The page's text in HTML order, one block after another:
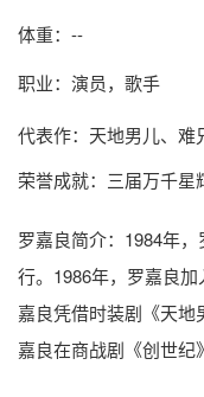
体重：--
职业：演员，歌手
代表作：天地男儿、难
荣誉成就：三届万千星
罗嘉良简介：1984年
行。1986年，罗嘉良
嘉良凭借时装剧《天地
嘉良在商战剧《创世纪